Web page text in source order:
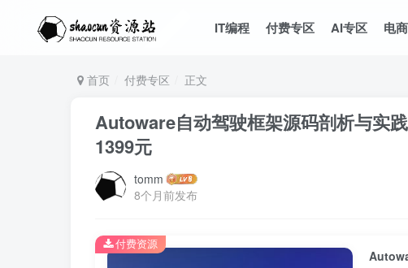
IT编程 付费专区 AI专区 电
首页 付费专区 正文
Autoware自动驾驶框架源码剖析与实
1399元
tomm
8个月前发布
付费资源